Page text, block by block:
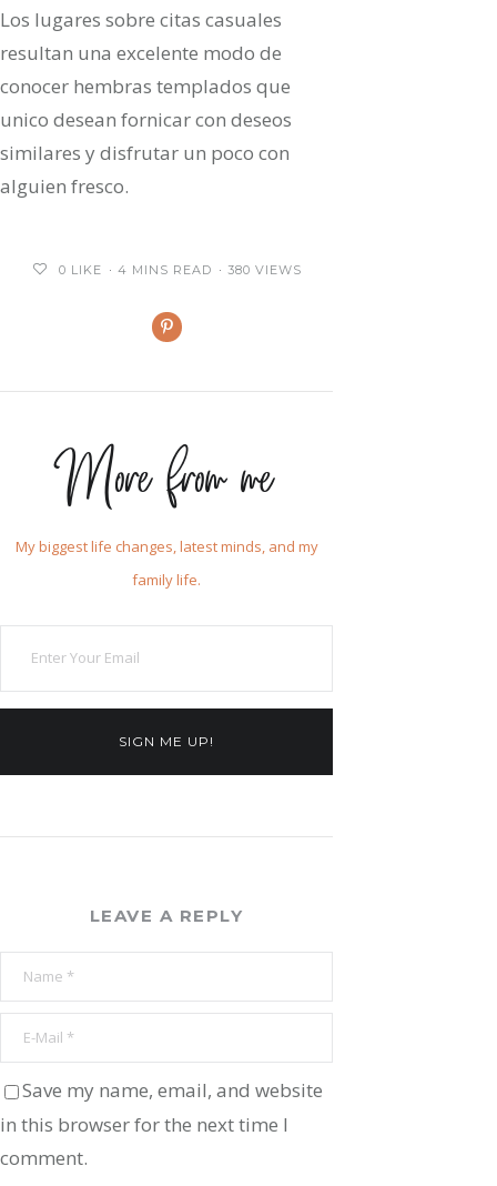
Los lugares sobre citas casuales
resultan una excelente modo de
conocer hembras templados que
unico desean fornicar con deseos
similares y disfrutar un poco con
alguien fresco.
0 LIKE 4 MINS READ 380 VIEWS
More from me
My biggest life changes, latest minds, and my
family life.
SIGN ME UP!
LEAVE A REPLY
Save my name, email, and website
in this browser for the next time I
comment.